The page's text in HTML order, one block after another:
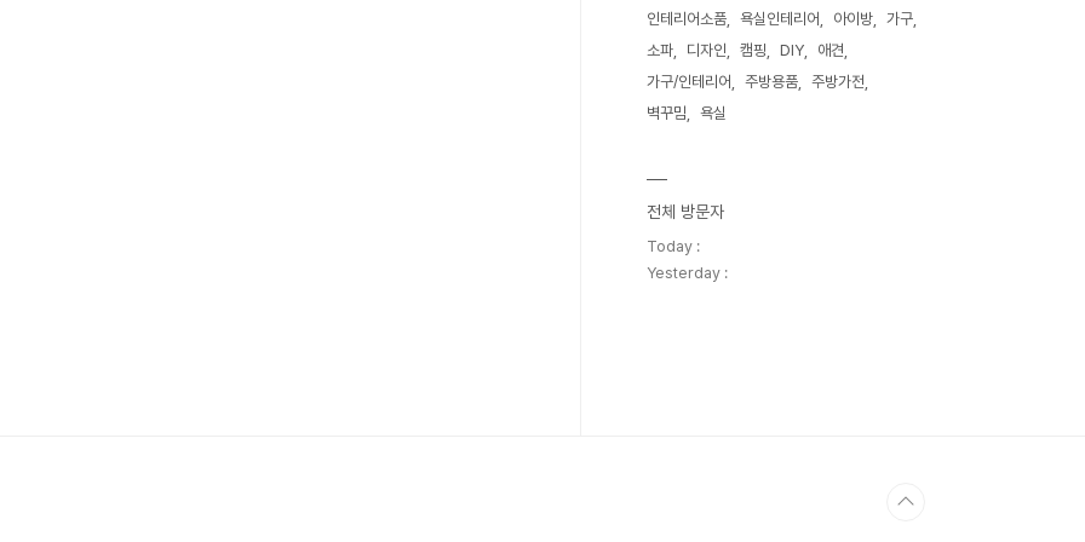
인테리어소품
욕실인테리어 아이방
가구
소파
디자인 캠핑 DIY
애견
가구/인테리어
주방용품
주방가전
벽꾸밈
욕실
전체 방문자
Today :
Yesterday :